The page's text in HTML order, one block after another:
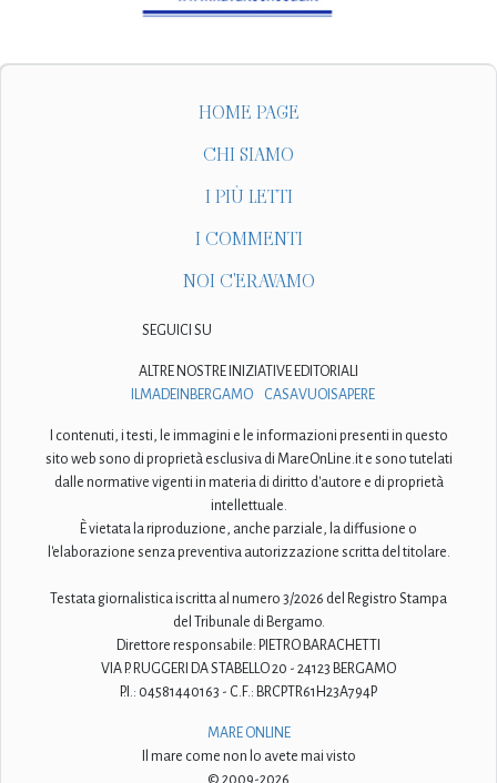
HOME PAGE
CHI SIAMO
I PIÙ LETTI
I COMMENTI
NOI C'ERAVAMO
SEGUICI SU
ALTRE NOSTRE INIZIATIVE EDITORIALI
ILMADEINBERGAMO
CASAVUOISAPERE
I contenuti, i testi, le immagini e le informazioni presenti in questo
sito web sono di proprietà esclusiva di MareOnLine.it e sono tutelati
dalle normative vigenti in materia di diritto d'autore e di proprietà
intellettuale.
È vietata la riproduzione, anche parziale, la diffusione o
l'elaborazione senza preventiva autorizzazione scritta del titolare.
Testata giornalistica iscritta al numero 3/2026 del Registro Stampa
del Tribunale di Bergamo.
Direttore responsabile: PIETRO BARACHETTI
VIA P. RUGGERI DA STABELLO 20 - 24123 BERGAMO
P.I.: 04581440163 - C.F.: BRCPTR61H23A794P
MARE ONLINE
Il mare come non lo avete mai visto
© 2009-2026